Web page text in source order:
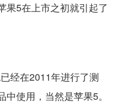
果5在上市之初就引起了
经在2011年进行了测
使用，当然是苹果5。